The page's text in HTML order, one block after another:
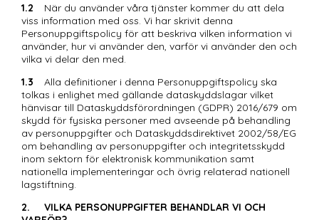
1.2
viss information med oss. Vi har skrivit denna
Personuppgiftspolicy för att beskriva vilken information vi
använder, hur vi använder den, varför vi använder den och
vilka vi delar den med.
1.3
tolkas i enlighet med gällande dataskyddslagar vilket
hänvisar till Dataskyddsförordningen (GDPR) 2016/679 om
skydd för fysiska personer med avseende på behandling
av personuppgifter och Dataskyddsdirektivet 2002/58/EG
om behandling av personuppgifter och integritetsskydd
inom sektorn för elektronisk kommunikation samt
nationella implementeringar och övrig relaterad nationell
lagstiftning.
2.	VILKA PERSONUPPGIFTER BEHANDLAR VI OCH